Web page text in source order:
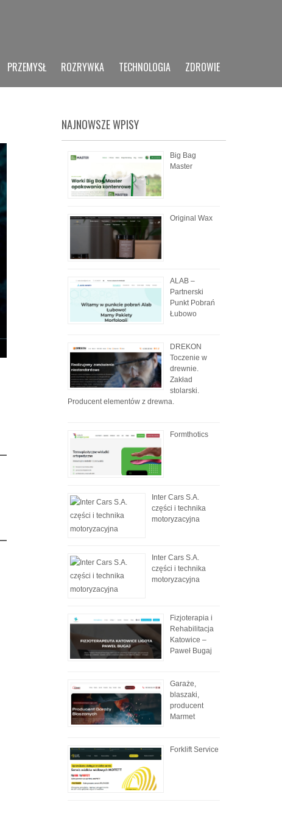
PRZEMYSŁ ROZRYWKA TECHNOLOGIA ZDROWIE
NAJNOWSZE WPISY
Big Bag
Master
Original Wax
ALAB –
Partnerski
Punkt Pobrań
Łubowo
DREKON
Toczenie w
drewnie.
Zakład
stolarski.
Producent elementów z drewna.
Formthotics
Inter Cars S.A.
części i technika
motoryzacyjna
Inter Cars S.A.
części i technika
motoryzacyjna
Fizjoterapia i
Rehabilitacja
Katowice –
Paweł Bugaj
Garaże,
blaszaki,
producent
Marmet
Forklift Service